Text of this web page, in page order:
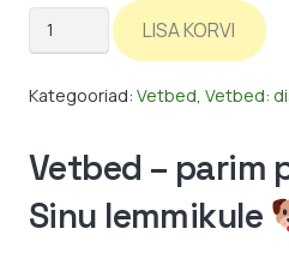
Vetbed:
must-
sinine-
LISA KORVI
Kategooriad: Vetbed Vetbed:
Vetbed – parim
Sinu lemmikule